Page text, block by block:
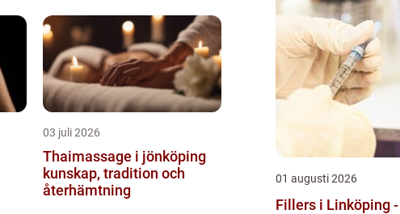
03 juli 2026
Thaimassage i jönköping
kunskap, tradition och
återhämtning
01 augusti 2026
Fillers i Linköping